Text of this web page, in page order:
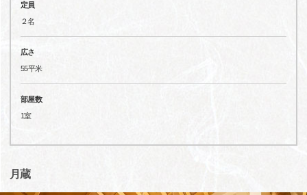
定員
２名
広さ
55平米
部屋数
1室
月蔵